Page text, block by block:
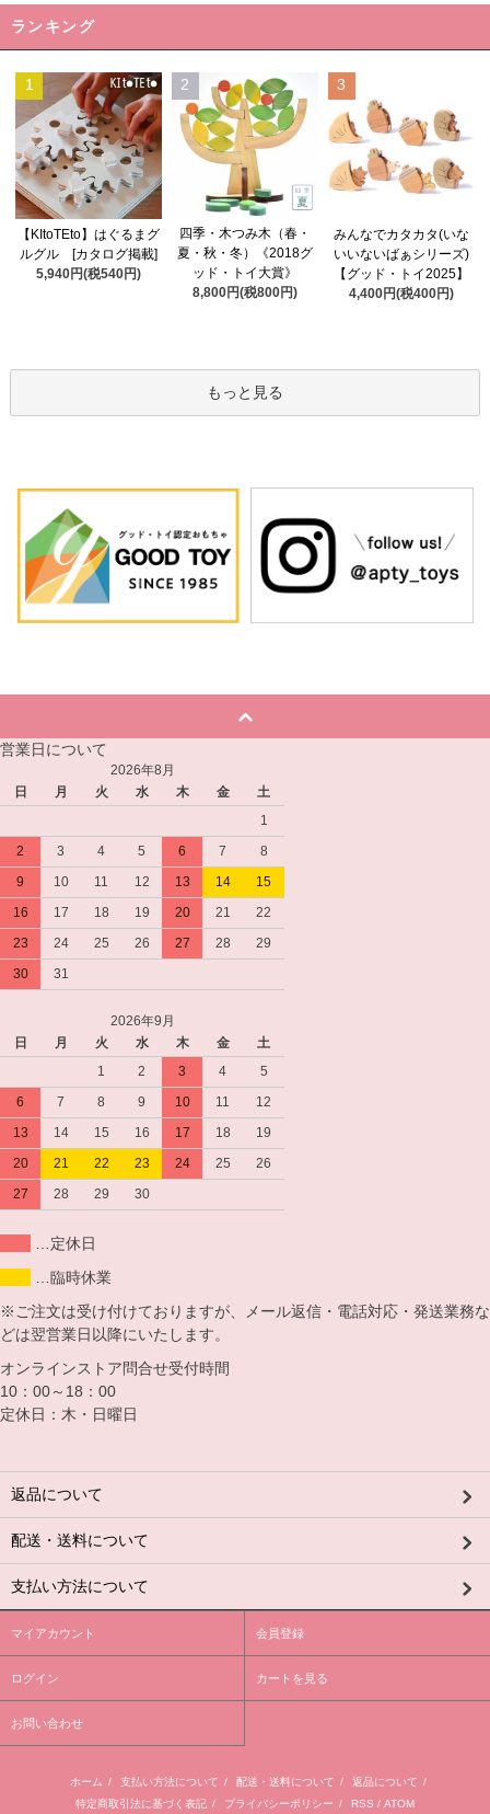
ランキング
1
【KItoTEto】はぐるまグ
ルグル [カタログ掲載]
5,940円(税540円)
2
四季・木つみ木（春・
夏・秋・冬）《2018グ
ッド・トイ大賞》
8,800円(税800円)
3
みんなでカタカタ(いな
いいないばぁシリーズ)
【グッド・トイ2025】
4,400円(税400円)
もっと見る
営業日について
2026年8月
日
月 火 水 木 金
土
1
2
3 4 5 6 7
8
9
10 11 12 13 14
15
16
17 18 19 20 21
22
23
24 25 26 27 28
29
30
31
2026年9月
日
月 火 水 木 金
土
1
2 3 4
5
6
7 8 9 10 11
12
13
14 15 16 17 18
19
20
21 22 23 24 25
26
27
28 29 30
…定休日
…臨時休業
※ご注文は受け付けておりますが、メール返信・電話対応・発送業務な
どは翌営業日以降にいたします。
オンラインストア問合せ受付時間
10：00～18：00
定休日：木・日曜日
返品について
配送・送料について
支払い方法について
マイアカウント 会員登録
ログイン カートを見る
お問い合わせ
ホーム / 支払い方法について / 配送・送料について / 返品について /
特定商取引法に基づく表記 / プライバシーポリシー / RSS / ATOM